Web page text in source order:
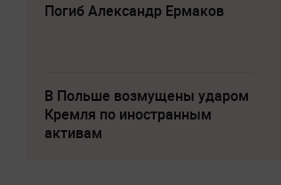
Погиб Александр Ермаков
В Польше возмущены ударом
Кремля по иностранным
активам